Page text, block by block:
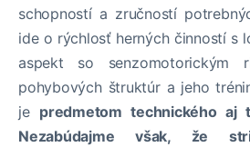
schopností a zručností
ide o rýchlosť herných činností s
aspekt so senzomotorickým
pohybových štruktúr a jeho
je predmetom technického aj
Nezabúdajme však, že